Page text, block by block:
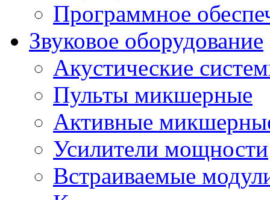
Программное
Звуковое оборудование
Акустические
Пульты микшерные
Активные
Усилители мощности
Встраиваемые